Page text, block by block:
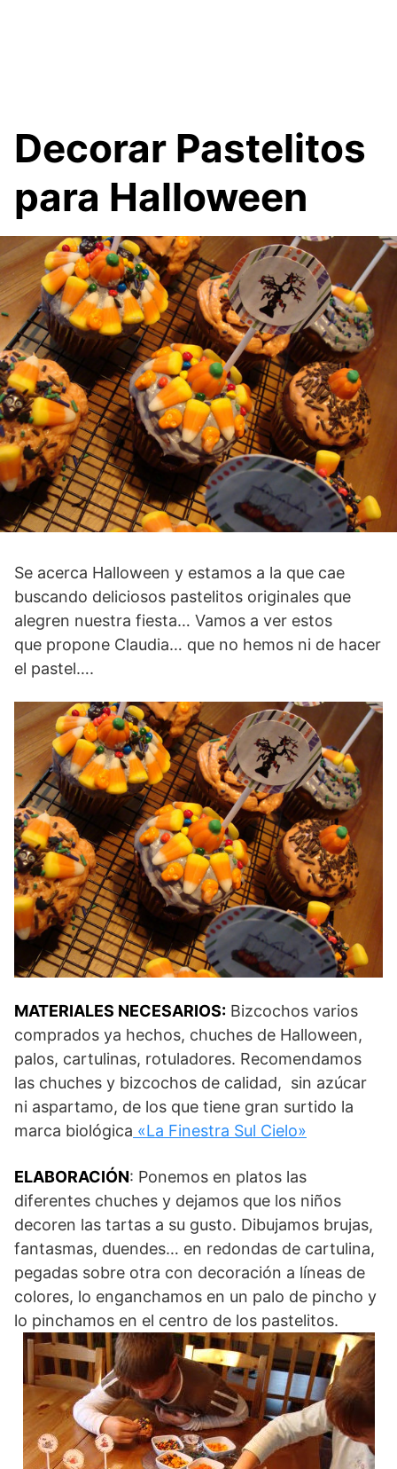
Decorar Pastelitos
para Halloween
Se acerca Halloween y estamos a la que cae
buscando deliciosos pastelitos originales que
alegren nuestra fiesta… Vamos a ver estos
que propone Claudia… que no hemos ni de hacer
el pastel….
MATERIALES NECESARIOS: Bizcochos varios
comprados ya hechos, chuches de Halloween,
palos, cartulinas, rotuladores. Recomendamos
las chuches y bizcochos de calidad, sin azúcar
ni aspartamo, de los que tiene gran surtido la
marca biológica «La Finestra Sul Cielo»
ELABORACIÓN: Ponemos en platos las
diferentes chuches y dejamos que los niños
decoren las tartas a su gusto. Dibujamos brujas,
fantasmas, duendes… en redondas de cartulina,
pegadas sobre otra con decoración a líneas de
colores, lo enganchamos en un palo de pincho y
lo pinchamos en el centro de los pastelitos.